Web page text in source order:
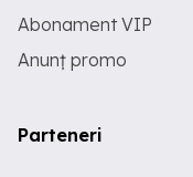
Abonament VIP
Anunț promo
Parteneri